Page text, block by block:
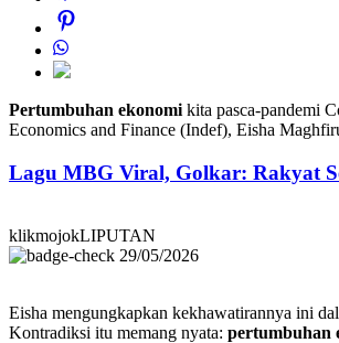
Pertumbuhan ekonomikita pasca-pandemi
Economics and Finance (Indef), Eisha
Lagu MBG Viral, Golkar: Rakyat
klikmojokLIPUTAN
29/05/2026
Eisha mengungkapkan kekhawatirannya ini
Kontradiksi itu memang nyata: pertumbuhan